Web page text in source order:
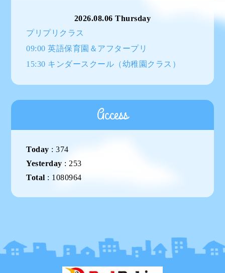
2026.08.06 Thursday
プリプリクラス
09:00 英語保育園＆アフタープリ
15:30 キンダースクール（幼稚園クラス）
Access
Today :374
Yesterday :253
Total : 1080964